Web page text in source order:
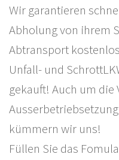
Wir garantieren
Abholung von ihrem
Abtransport
Unfall- und
gekauft! Auch um die
kümmern wir uns!
Füllen Sie das